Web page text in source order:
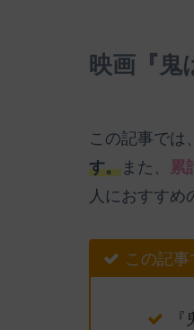
映画『
この記事では、
す。 また、 累
人におすすめ
この記事